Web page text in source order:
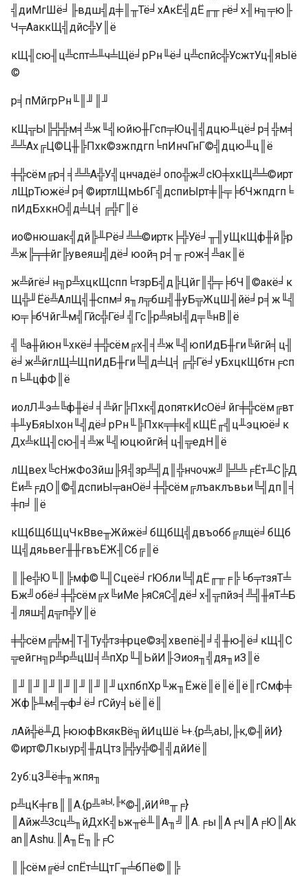
╣диМгШё╛╟вдш╣д╪║╥Тё╛хАкЁ╣дЁ╓╥╒ё╛х╢н╗╤ю╟
Ч╤АаккЩ╣дйс╬У║ё
кЩ╢сю╢ц╩спт╧╨ч╧Щё╛рРн╙ё╛ц╩спйс╬УсжтУц╢яЫё
©
р╡пМйгрРн╙║╜║╜
кЩ╦Ы╠╬╬м╡╩ж╙╣юйю╫Гсп╤Юц╢╣дцю╨цё╛р╡╬м╡
╩╩Ах╔Ц©Ц╫╠Пхк©зжпдгп╘пИнчГнГ©╣дцю╨ц║ё
╪╬сём╔р╡╡╩╩А╬У╣цнчадё╛опо╬ж╝сЮ╪хкЩ╩╧©ирт
лЩрТюжё╛р╡©иртлЩмЬбГ╣дспиЫрт╪╟╤╞бЧжпдгп╘
пИдБхкнО╣д╧Ц╡╔╬Г║ё
ио©нюшак╣дй╠╨Рё╛╩╧©иртк╞╬Уё╛╥╢уЩкЩф╫й╠р
╩ж╠╤╪йг╠увеяш╣дё╛юой╕р╡╥╒ож╡╩ак║ё
ж╩йгё╛н╗р╩хцкЩспп╘тзрБ╣д╠Цйг║╬╤╞бЧ║©акё╛к
Щ╬╜Ёё╩АлЩ╣╫спм╛я╖л╦бш╣╫уБ╦ЖцШ╢йё╛р╡ж╙╣
ю╤╞бЧйг╨м╣Гйс╬Гё╛╣Гс╟р╩яЫ╣д╤╚нВ║ё
╣╚а╫йюн╙хкё╛╪╬сём╔х╢╡╩ж╙╣юпИдБ╫ги╚йгй╡ц╢
ё╛ж╩йглЩ╧ЩпИдБ╫ги╚╣д╧Ц╡╔╬Гё╛уБхцкЩбтн╒сп
п╘╨цфФ║ё
иолЛ╨э╧╚ф╫ё╛╡╩йг╠Пхк╣допяткИсОё╛йг╪╬сём╔вт
╪╨уБяЫхон╙╣дё╛рРн╙╠Пхк╤╪к╣кЩЁ╓╣ц╨эцюё╛к
Дх╩кЩ╢сю╢╡╩ж╙╣юцюйгй╡ц╢╦едН║ё
лЩвех╚сНжФоЗйш╟Я╣зр╩╣д║╬нчочж╝╠╩╩╒Ёт╨С╠Д
Ёи╩╒дО║©╣дспиЫ╤анОё╛╪╬сём╔лъаклъвьи╚╣дп║╡
╪п╛║ё
кЩбЩбЩцЧкВве╥Жйжё╛бЩбЩ╣двъобб╔лщё╛бЩб
Щ╣дяьвег╫╫гвъЁЖ╢Сб╔║ё
║╟е╬Ю╙║╠мф©╙╢Сцеё╛гЮбли╚╣дЁ╓╥╒╠╘б╤тзяТ╧
Бж╝обё╛╪╬сём╔х╚иМе╞яСяС╣дё╛х╢╦пйэ╡╩╣╫яТ╧Б
╢ляш╣д╦п╬У║ё
╪╬сём╔╬м╢Т╢Ту╬тз╪рце©з╣хвепё╢╛╣╫ю╢ё╛кЩ╢С
╦ейгн╗р╩р╩цШ╡╩пХр╙╢ЬйИ╟Эиоя╖╣дя╖иЗ║ё
║╜║╜║╜║╜║╜║╜║╜цхпбпХр╙ж╖Ёжё║ё║ё║ё║гСмф╪
Жф╠╨м╣╤ф╛ё╛гСйу╡ьё║ё║
лАй╬ё╨Д╞ююфВкякВё╗йИцШё╘+.{р╩,аЫ,╟к,©╢йИ}
©ирт©Лкыур╣╫дЦтз╠╬у╬©╢╣дйИё║
2уб:цЗ╨ё╪╖жпя╖
р╩цК╪гв║║А.{р╩аЫ,╟к©╢,йИйв╥╒}
║Айж╩Зсц╩╖йДхК╣ьж╥ё╨║А╖╝║А.╒ы║А╒ч║А╒Ю║Аk
an║Аshu.║А╖Ё╖╟╒С
║╟сём╔ё╛спЁт╧ЩтГ╥╧бПё©║╠